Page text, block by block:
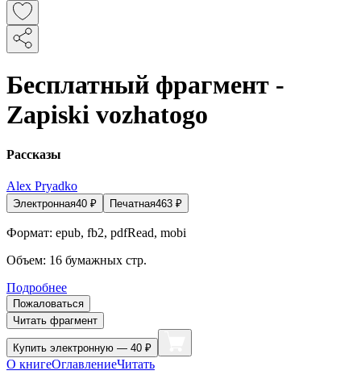
Бесплатный фрагмент -
Zapiski vozhatogo
Рассказы
Alex Pryadko
Электронная40 ₽ Печатная463 ₽
Формат: epub, fb2, pdfRead, mobi
Объем: 16 бумажных стр.
Подробнее
Пожаловаться
Читать фрагмент
Купить электронную — 40 ₽
О книгеОглавлениеЧитать